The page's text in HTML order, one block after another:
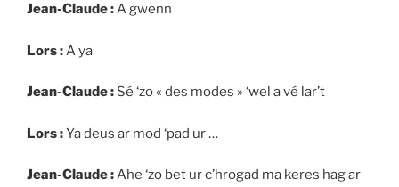
Jean-Claude :A gwenn
Lors :A ya
Jean-Claude : Sé ‘zo « des modes » ‘wel a vé lar’t
Lors :Ya deus ar mod ‘pad ur …
Jean-Claude :Ahe ‘zo bet ur c’hrogad ma keres hag ar